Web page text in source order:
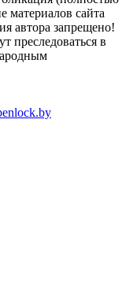
материалов сайта
автора запрещено!
преследоваться в